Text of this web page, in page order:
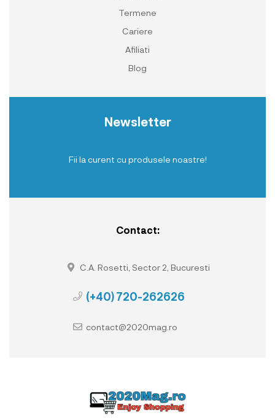
Termene
Cariere
Afiliati
Blog
Newsletter
Fii la curent cu produsele noastre!
Contact:
C.A. Rosetti, Sector 2, Bucuresti
(+40) 720-262626
contact@2020mag.ro